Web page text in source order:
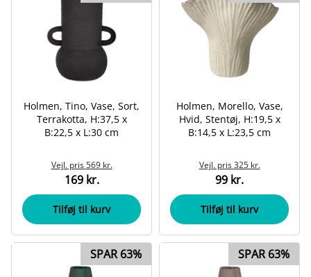
Holmen, Tino, Vase, Sort,
Terrakotta, H:37,5 x
B:22,5 x L:30 cm
Vejl. pris569 kr.
169 kr.
Tilføj til kurv
Holmen, Morello, Vase,
Hvid, Stentøj, H:19,5 x
B:14,5 x L:23,5 cm
Vejl. pris325 kr.
99 kr.
Tilføj til kurv
SPAR 63% SPAR 63%